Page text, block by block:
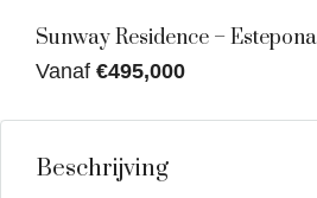
Sunway Residence – Estepona
Vanaf €495,000
Beschrijving